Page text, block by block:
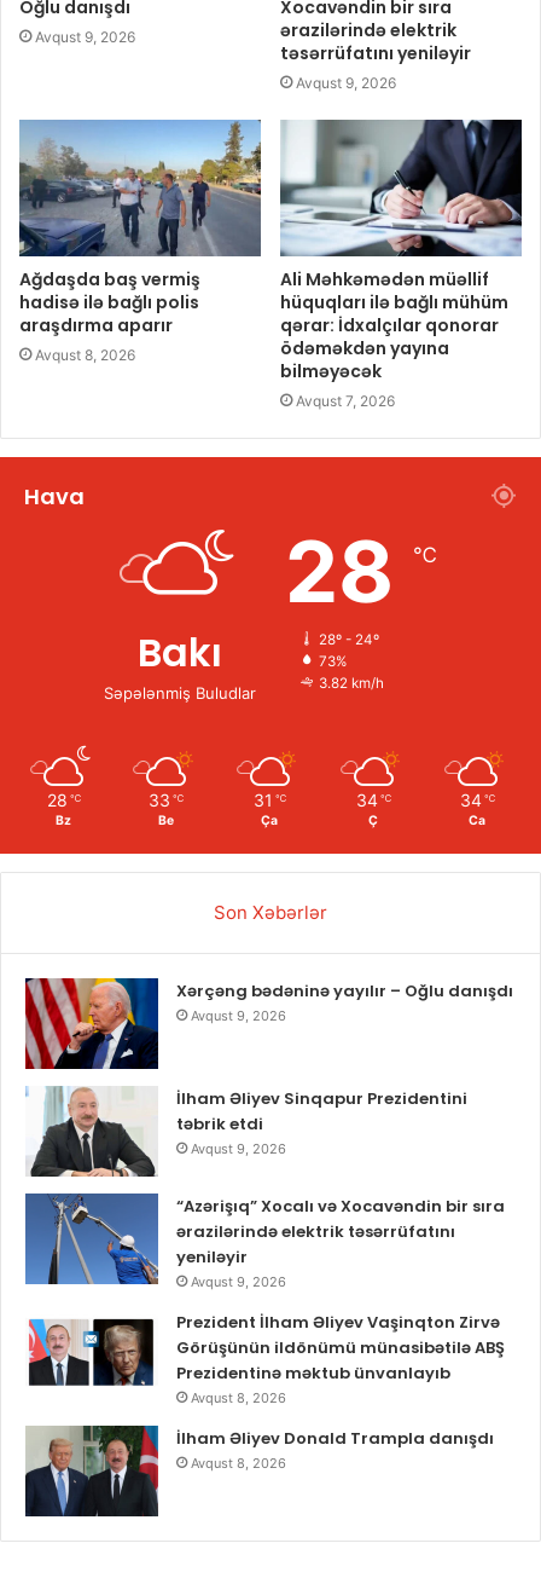
Oğlu danışdı
Avqust 9, 2026
Xocavəndin bir sıra
ərazilərində elektrik
təsərrüfatını yeniləyir
Avqust 9, 2026
Ağdaşda baş vermiş
hadisə ilə bağlı polis
araşdırma aparır
Avqust 8, 2026
Ali Məhkəmədən müəllif
hüquqları ilə bağlı mühüm
qərar: İdxalçılar qonorar
ödəməkdən yayına
bilməyəcək
Avqust 7, 2026
Hava
Bakı
Səpələnmiş Buludlar
28 ℃
28º - 24º
73%
3.82 km/h
28 ℃
Bz
33 ℃
Be
31 ℃
Ça
34 ℃
Ç
34 ℃
Ca
Son Xəbərlər
Xərçəng bədəninə yayılır – Oğlu danışdı
Avqust 9, 2026
İlham Əliyev Sinqapur Prezidentini
təbrik etdi
Avqust 9, 2026
“Azərişıq” Xocalı və Xocavəndin bir sıra
ərazilərində elektrik təsərrüfatını
yeniləyir
Avqust 9, 2026
Prezident İlham Əliyev Vaşinqton Zirvə
Görüşünün ildönümü münasibətilə ABŞ
Prezidentinə məktub ünvanlayıb
Avqust 8, 2026
İlham Əliyev Donald Trampla danışdı
Avqust 8, 2026